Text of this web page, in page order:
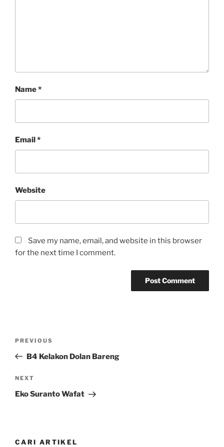
Name*
Email*
Website
Save my name, email, and website in this browser
for the next time I comment.
Previous
Post
PREVIOUS
B4 Kelakon Dolan Bareng
Next
Post
NEXT
Eko Suranto Wafat
CARI ARTIKEL